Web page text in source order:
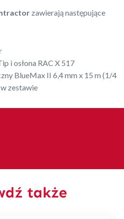
zawierają następujące
i osłona RAC X 517
BlueMax II 6,4 mm x 15 m (1/4
zestawie
także